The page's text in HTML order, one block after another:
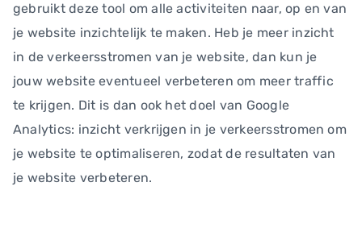
gebruikt deze tool om alle activiteiten naar, op en van
je website inzichtelijk te maken. Heb je meer inzicht
in de verkeersstromen van je website, dan kun je
jouw website eventueel verbeteren om meer traffic
te krijgen. Dit is dan ook het doel van Google
Analytics: inzicht verkrijgen in je verkeersstromen om
je website te optimaliseren, zodat de resultaten van
je website verbeteren.